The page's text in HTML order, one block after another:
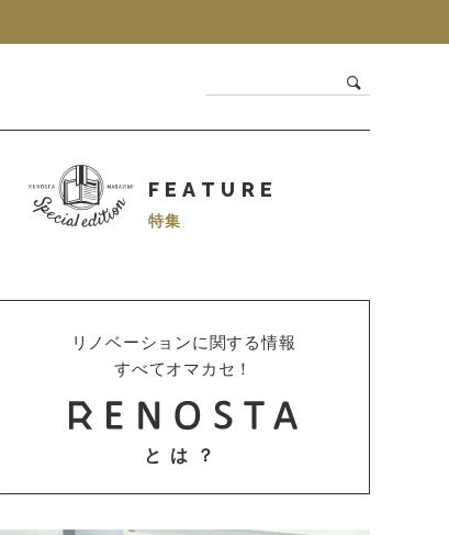
FEATURE
特集
リノベーションに関する情報
すべてオマカセ！
とは？